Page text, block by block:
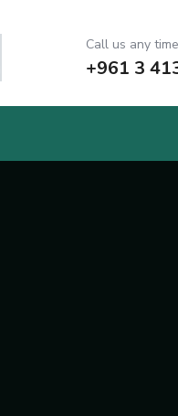
Call us any
+961 3